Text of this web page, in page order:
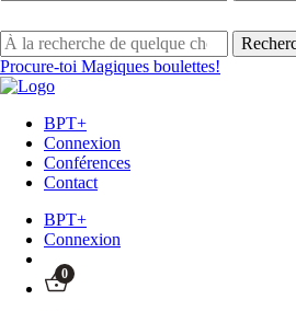
Procure-toi Magiques boulettes!
BPT+
Connexion
Conférences
Contact
BPT+
Connexion
0